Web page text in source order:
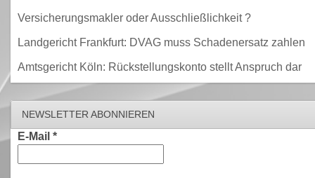
Versicherungsmakler oder Ausschließlichkeit ?
Landgericht Frankfurt: DVAG muss Schadenersatz zahlen
Amtsgericht Köln: Rückstellungskonto stellt Anspruch dar
NEWSLETTER ABONNIEREN
E-Mail *